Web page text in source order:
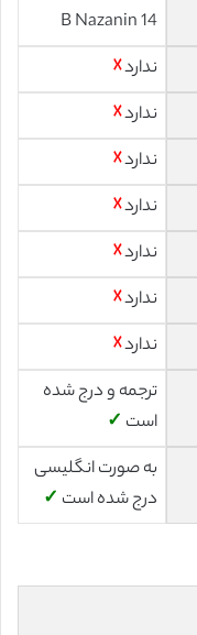
14 B Nazanin
ندارد☓
ندارد☓
ندارد☓
ندارد☓
ندارد☓
ندارد☓
ندارد☓
ترجمه و درج شده
است ✓
به صورت انگلیسی
درج شده است ✓